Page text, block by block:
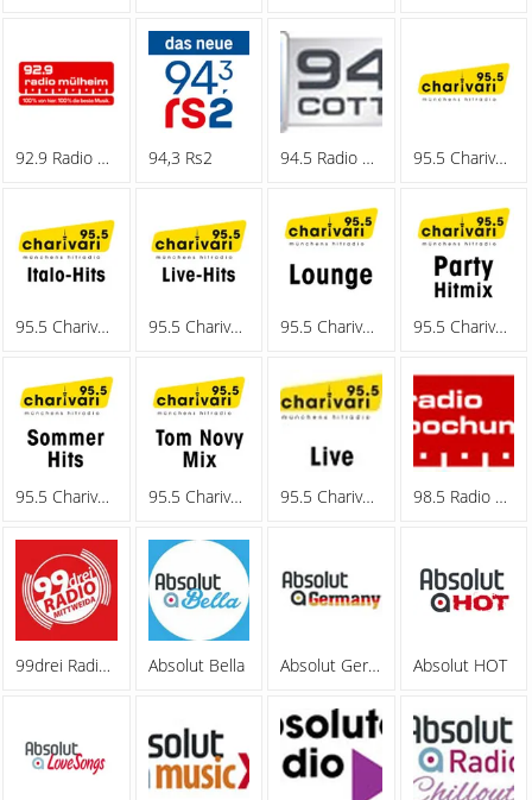
92.9 Radio Muelheim 94,3 Rs2 94.5 Radio Cottbus 95.5 Charivari - Family
95.5 Charivari - Italo-Hits 95.5 Charivari - Live-Hits 95.5 Charivari - Lounge 95.5 Charivari - Party Hitmix
95.5 Charivari - Sommerhits 95.5 Charivari - Tom Novy Mix 95.5 Charivari - Webradio 98.5 Radio Bochum
99drei Radio Mittweida Absolut Bella Absolut Germany Absolut HOT